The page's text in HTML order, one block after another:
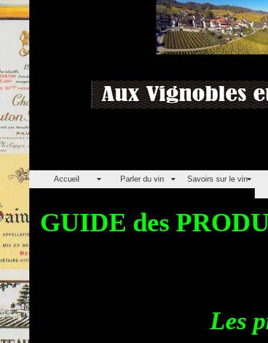
Accueil Parler du vin Savoirs sur le vin
GUIDE des
Les